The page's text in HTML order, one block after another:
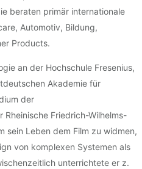
beraten primär internationale
Automotiv, Bildung,
Products.
an der Hochschule Fresenius,
Akademie für
der
Friedrich-Wilhelms-
sein Leben dem Film zu widmen,
von komplexen Systemen als
unterrichtete er z.